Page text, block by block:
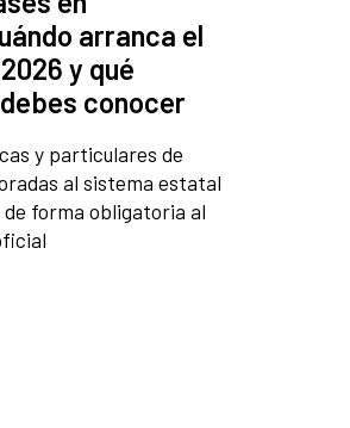
arranca el
y qué
conocer
y particulares de
al sistema estatal
forma obligatoria al